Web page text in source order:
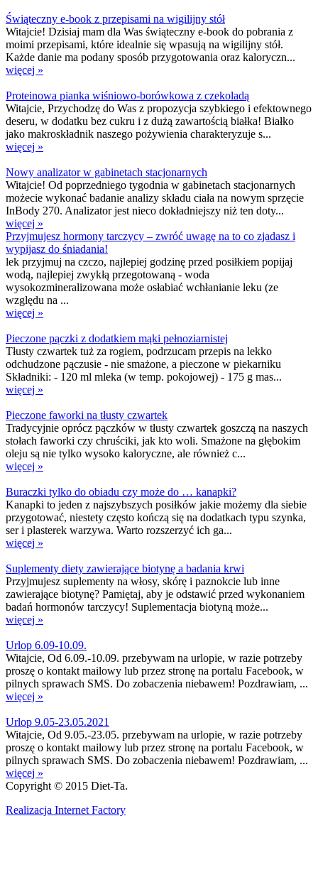
Świąteczny e-book z przepisami na wigilijny stół
Witajcie! Dzisiaj mam dla Was świąteczny e-book do pobrania z
moimi przepisami, które idealnie się wpasują na wigilijny stół.
Każde danie ma podany sposób przygotowania oraz kaloryczn...
więcej »
Proteinowa pianka wiśniowo-borówkowa z czekoladą
Witajcie, Przychodzę do Was z propozycja szybkiego i efektownego
deseru, w dodatku bez cukru i z dużą zawartością białka! Białko
jako makroskładnik naszego pożywienia charakteryzuje s...
więcej »
Nowy analizator w gabinetach stacjonarnych
Witajcie! Od poprzedniego tygodnia w gabinetach stacjonarnych
możecie wykonać badanie analizy składu ciała na nowym sprzęcie
InBody 270. Analizator jest nieco dokładniejszy niż ten doty...
więcej »
Przyjmujesz hormony tarczycy – zwróć uwagę na to co zjadasz i
wypijasz do śniadania!
lek przyjmuj na czczo, najlepiej godzinę przed posiłkiem popijaj
wodą, najlepiej zwykłą przegotowaną - woda
wysokozmineralizowana może osłabiać wchłanianie leku (ze
względu na ...
więcej »
Pieczone pączki z dodatkiem mąki pełnoziarnistej
Tłusty czwartek tuż za rogiem, podrzucam przepis na lekko
odchudzone pączusie - nie smażone, a pieczone w piekarniku
Składniki: - 120 ml mleka (w temp. pokojowej) - 175 g mas...
więcej »
Pieczone faworki na tłusty czwartek
Tradycyjnie oprócz pączków w tłusty czwartek goszczą na naszych
stołach faworki czy chruściki, jak kto woli. Smażone na głębokim
oleju są nie tylko wysoko kaloryczne, ale również c...
więcej »
Buraczki tylko do obiadu czy może do … kanapki?
Kanapki to jeden z najszybszych posiłków jakie możemy dla siebie
przygotować, niestety często kończą się na dodatkach typu szynka,
ser i plasterek warzywa. Warto rozszerzyć ich ga...
więcej »
Suplementy diety zawierające biotynę a badania krwi
Przyjmujesz suplementy na włosy, skórę i paznokcie lub inne
zawierające biotynę? Pamiętaj, aby je odstawić przed wykonaniem
badań hormonów tarczycy! Suplementacja biotyną może...
więcej »
Urlop 6.09-10.09.
Witajcie, Od 6.09.-10.09. przebywam na urlopie, w razie potrzeby
proszę o kontakt mailowy lub przez stronę na portalu Facebook, w
pilnych sprawach SMS. Do zobaczenia niebawem! Pozdrawiam, ...
więcej »
Urlop 9.05-23.05.2021
Witajcie, Od 9.05.-23.05. przebywam na urlopie, w razie potrzeby
proszę o kontakt mailowy lub przez stronę na portalu Facebook, w
pilnych sprawach SMS. Do zobaczenia niebawem! Pozdrawiam, ...
więcej »
Copyright © 2015 Diet-Ta.
Realizacja Internet Factory